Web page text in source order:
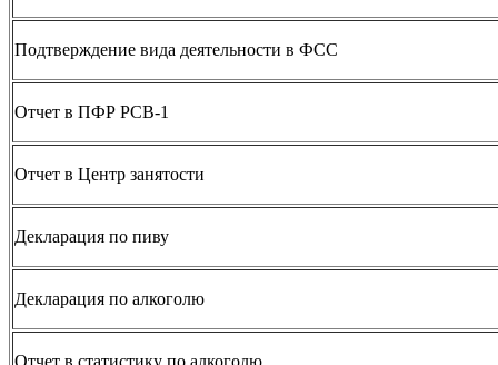
Подтверждение вида деятельности в ФСС
Отчет в ПФР РСВ-1
Отчет в Центр занятости
Декларация по пиву
Декларация по алкоголю